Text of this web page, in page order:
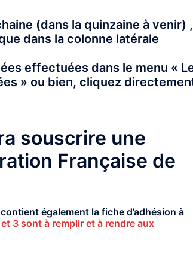
(dans la quinzaine à venir) ,
dans la colonne latérale
effectuées dans le menu «
» ou bien, cliquez
souscrire une
Française de
également la fiche d’adhésion à
3 sont à remplir et à rendre aux